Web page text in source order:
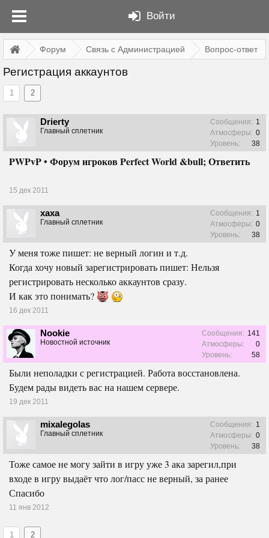
Войти
Форум Связь с Администрацией Вопрос-ответ
Регистрация аккаунтов
1 2
Drierty
Главный сплетник
Сообщения: 1
Атмосферы: 0
Уровень:
38
PWPvP • Форум игроков Perfect World &bull; Ответить
15 дек 2011
xaxa
Главный сплетник
Сообщения: 1
Атмосферы: 0
Уровень:
38
У меня тоже пишет: не верный логин и т.д.
Когда хочу новый зарегистрировать пишет: Нельзя
регистрировать несколько аккаунтов сразу.
И как это понимать?
16 дек 2011
Nookie
Новостной источник
Сообщения: 141
Атмосферы:
0
Уровень:
58
Были неполадки с регистрацией. Работа восстановлена.
Будем рады видеть вас на нашем сервере.
19 дек 2011
mixalegolas
Главный сплетник
Сообщения: 1
Атмосферы: 0
Уровень:
38
Тоже самое не могу зайти в игру уже 3 ака зарегил,при
входе в игру выдаёт что лог/пасс не верный, за ранее
Спасибо
11 янв 2012
1 2